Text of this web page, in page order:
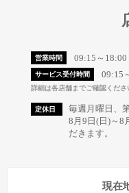
営業時間 09:15～18:00
サービス受付時間 09:15
詳細は各店舗までご確認くださ
定休日
毎週月曜日、
8月9日(日)～8
だきます。
現在